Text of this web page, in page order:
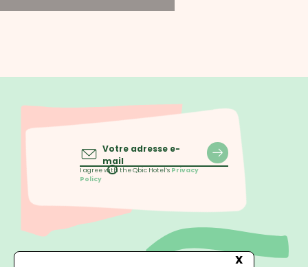
Votre adresse e-
mail
I agree with the Qbic Hotel’s Privacy
Policy
X